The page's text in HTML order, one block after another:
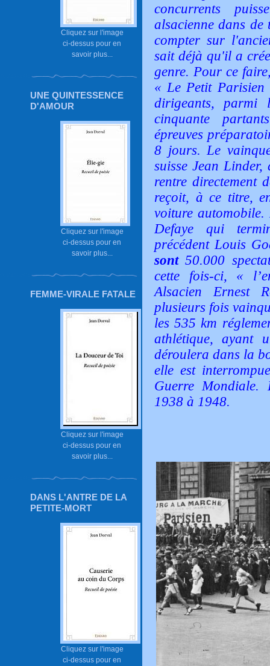
Cliquez sur l'image
ci-dessus pour en
savoir plus...
UNE QUINTESSENCE
D'AMOUR
Cliquez sur l'image
ci-dessus pour en
savoir plus...
FEMME-VIRALE FATALE
Cliquez sur l'image
ci-dessus pour en
savoir plus...
DANS L'ANTRE DE LA
PETITE-MORT
Cliquez sur l'image
ci-dessus pour en
concurrents
alsacienne dans de
compter sur
sait déjà qu'il a
genre. Pour ce
« Le Petit Parisien
dirigeants, parmi
cinquante
épreuves
8 jours. Le
suisse Jean
rentre directement
reçoit, à ce titre,
voiture automobile.
Defaye qui
précédent Louis
sont50.000
cette fois-ci, «
Alsacien Ernest
plusieurs fois
les 535 km
athlétique, ayant
déroulera dans la
elle est
Guerre Mondiale.
1938 à 1948.